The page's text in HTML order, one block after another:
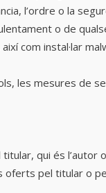
l’ordre o la
o de
com instal·lar
les mesures de
qui és l’autor
pel titular o